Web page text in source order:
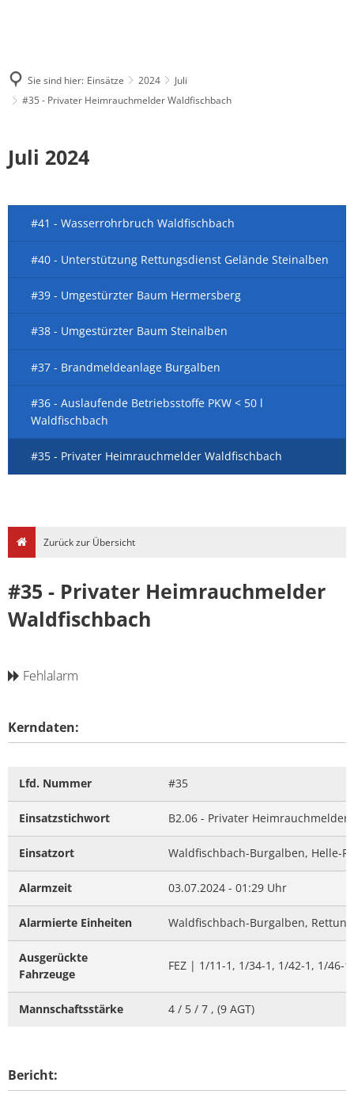
Sie sind hier: Einsätze 2024
Juli
#35 - Privater Heimrauchmelder Waldfischbach
Juli 2024
#41 - Wasserrohrbruch Waldfischbach
#40 - Unterstützung Rettungsdienst Gelände Steinalben
#39 - Umgestürzter Baum Hermersberg
#38 - Umgestürzter Baum Steinalben
#37 - Brandmeldeanlage Burgalben
#36 - Auslaufende Betriebsstoffe PKW < 50 l
Waldfischbach
#35 - Privater Heimrauchmelder Waldfischbach
Zurück zur Übersicht
#35 - Privater Heimrauchmelder
Waldfischbach
Fehlalarm
Kerndaten:
Lfd. Nummer #35
Einsatzstichwort B2.06 - Privater Heimrauchmelder
Einsatzort Waldfischbach-Burgalben, Helle-
Alarmzeit 03.07.2024 - 01:29 Uhr
Alarmierte Einheiten Waldfischbach-Burgalben,
Ausgerückte
Fahrzeuge
FEZ | 1/11-1, 1/34-1, 1/42-1, 1/46-1
Mannschaftsstärke 4 / 5 / 7 , (9 AGT)
Bericht: